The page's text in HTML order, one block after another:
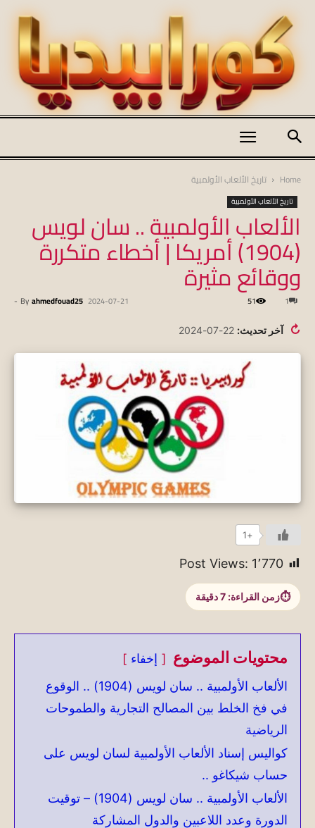
Home تاريخ الألعاب الأولمبية
تاريخ الألعاب الأولمبية
الألعاب الأولمبية .. سان لويس
(1904) أمريكا | أخطاء متكررة
ووقائع مثيرة
By ahmedfouad25
- 2024-07-21 1
51
↻ آخر تحديث: 22-07-2024
+1
Post Views: 1٬770
زمن القراءة: 7دقيقة
محتويات الموضوع
إخفاء
الألعاب الأولمبية .. سان لويس (1904) .. الوقوع
في فخ الخلط بين المصالح التجارية والطموحات
الرياضية
كواليس إسناد الألعاب الأولمبية لسان لويس على
حساب شيكاغو ..
الألعاب الأولمبية .. سان لويس (1904) – توقيت
الدورة وعدد اللاعبين والدول المشاركة